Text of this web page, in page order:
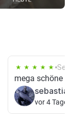
Sep
mega schöne
sebastian
vor 4 Tagen